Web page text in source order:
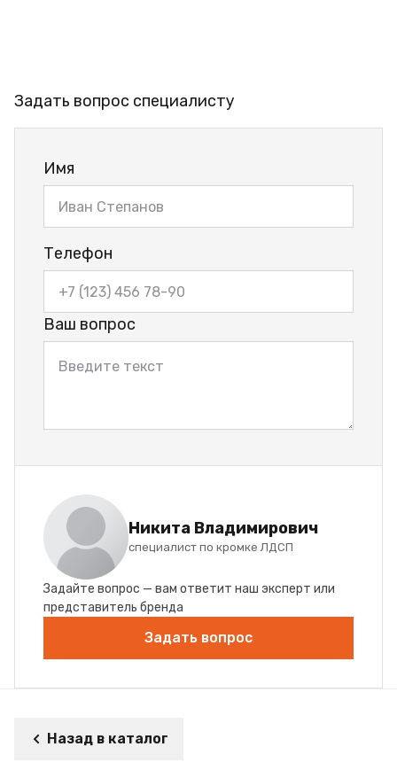
Задать вопрос специалисту
Имя
Телефон
Ваш вопрос
Никита Владимирович
специалист по кромке ЛДСП
Задайте вопрос — вам ответит наш эксперт или
представитель бренда
Задать вопрос
Назад в каталог